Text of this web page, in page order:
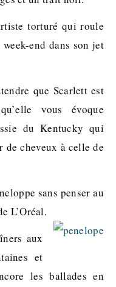
torturé qui roule
end dans son jet
que Scarlett est
vous évoque
du Kentucky qui
de cheveux à celle de
sans penser au
L’Oréal.
aux
et
les ballades en